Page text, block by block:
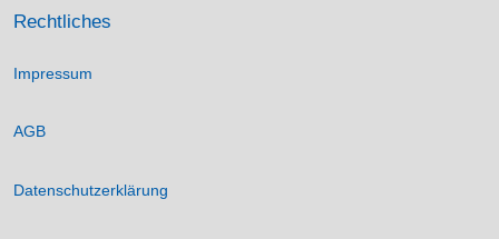
Rechtliches
Impressum
AGB
Datenschutzerklärung